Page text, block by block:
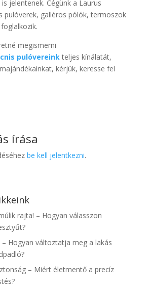
jelentenek. Cégünk a Laurus
pulóverek, galléros pólók, termoszok
megismerni
pulóvereinkteljes kínálatát,
kérjük, keresse fel
írása
be kell jelentkezni.
rajta! – Hogyan válasszon
– Hogyan változtatja meg a lakás
– Miért életmentő a precíz